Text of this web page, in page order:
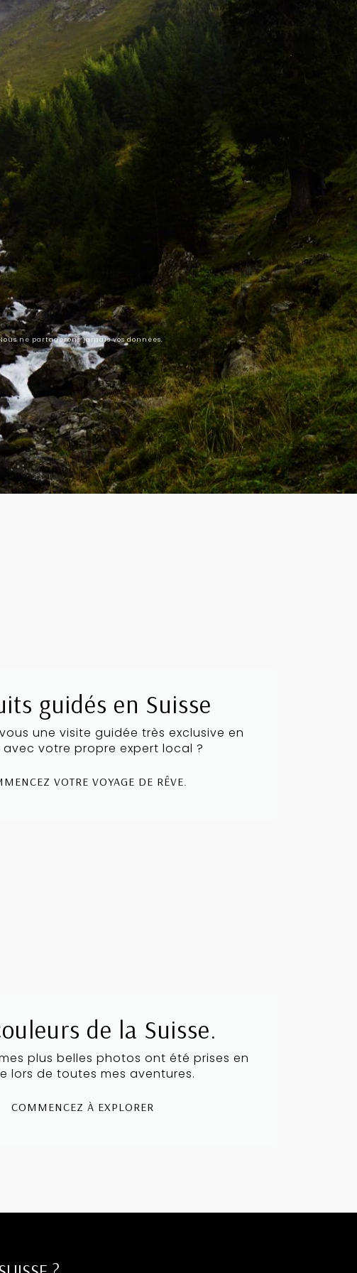
ne partagerons jamais vos données.
guidés en Suisse
une visite guidée très exclusive en
avec votre propre expert local ?
VOTRE VOYAGE DE RÊVE.
de la Suisse.
plus belles photos ont été prises en
lors de toutes mes aventures.
COMMENCEZ À EXPLORER